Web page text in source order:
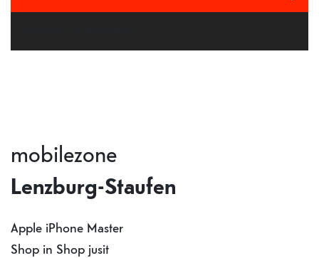
mobilezone
Lenzburg-Staufen
Apple iPhone Master
Shop in Shop jusit